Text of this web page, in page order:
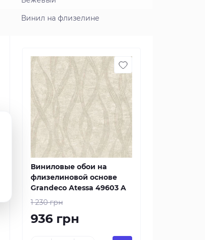
Винил на флизелине
Виниловые обои на
флизелиновой основе
Grandeco Atessa 49603 A
1 230 грн
936 грн